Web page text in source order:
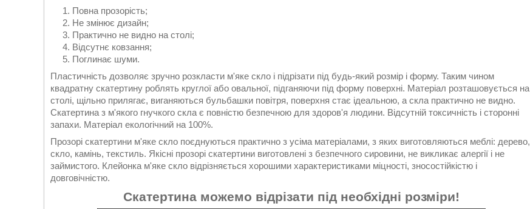
Повна прозорість;
Не змінює дизайн;
Практично не видно на столі;
Відсутнє ковзання;
Поглинає шуми.
Пластичність дозволяє зручно розкласти м'яке скло і підрізати під будь-який розмір і форму. Таким чином
квадратну скатертину роблять круглої або овальної, підганяючи під форму поверхні. Матеріал розташовується на
столі, щільно прилягає, виганяються бульбашки повітря, поверхня стає ідеальною, а скла практично не видно.
Скатертина з м'якого гнучкого скла є повністю безпечною для здоров'я людини. Відсутній токсичність і сторонні
запахи. Матеріал екологічний на 100%.
Прозорі скатертини м'яке скло поєднуються практично з усіма матеріалами, з яких виготовляються меблі: дерево,
скло, камінь, текстиль. Якісні прозорі скатертини виготовлені з безпечного сировини, не викликає алергії і не
займистого. Клейонка м'яке скло відрізняється хорошими характеристиками міцності, зносостійкістю і
довговічністю.
Скатертина можемо відрізати під необхідні розміри!